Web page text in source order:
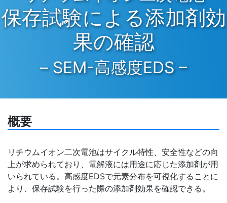
保存試験による添加剤効
果の確認
– SEM-高感度EDS –
概要
リチウムイオン二次電池はサイクル特性、安全性などの向
上が求められており、電解液には用途に応じた添加剤が用
いられている。高感度EDSで元素分布を可視化することに
より、保存試験を行った際の添加剤効果を確認できる。